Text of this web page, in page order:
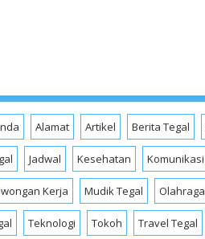
Alamat Artikel Berita Tegal
Jadwal Kesehatan Komunikasi
Kerja Mudik Tegal Olahraga
Teknologi Tokoh Travel Tegal